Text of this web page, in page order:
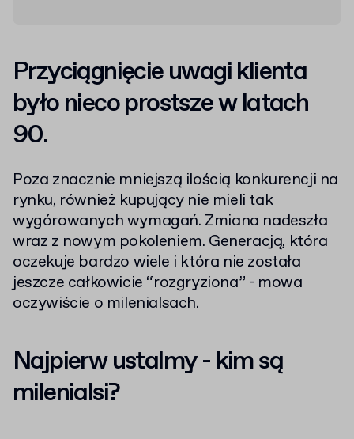
Przyciągnięcie uwagi klienta
było nieco prostsze w latach
90.
Poza znacznie mniejszą ilością konkurencji na
rynku, również kupujący nie mieli tak
wygórowanych wymagań. Zmiana nadeszła
wraz z nowym pokoleniem. Generacją, która
oczekuje bardzo wiele i która nie została
jeszcze całkowicie “rozgryziona” - mowa
oczywiście o milenialsach.
Najpierw ustalmy - kim są
milenialsi?